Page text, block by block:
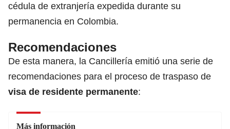
cédula de extranjería expedida durante su
permanencia en Colombia.
Recomendaciones
De esta manera, la Cancillería emitió una serie de
recomendaciones para el proceso de traspaso de
visa de residente permanente:
Más información